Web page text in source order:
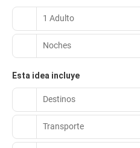
1 Adulto
Noches
Esta idea incluye
Destinos
Transporte